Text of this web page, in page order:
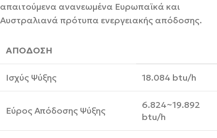
απαιτούμενα ανανεωμένα Ευρωπαϊκά και
Αυστραλιανά πρότυπα ενεργειακής απόδοσης.
ΑΠΟΔΟΣΗ
Ισχύς Ψύξης 18.084 btu/h
Εύρος Απόδοσης Ψύξης
6.824~19.892
btu/h